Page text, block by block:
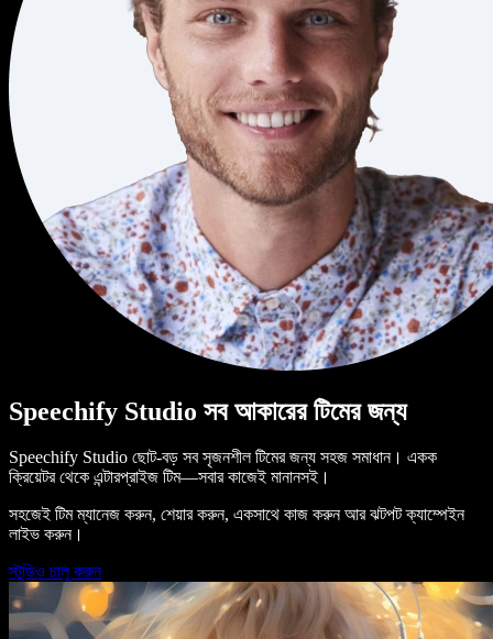
Speechify Studio সব আকারের টিমের জন্য
Speechify Studio ছোট-বড় সব সৃজনশীল টিমের জন্য সহজ সমাধান। একক
ক্রিয়েটর থেকে এন্টারপ্রাইজ টিম—সবার কাজেই মানানসই।
সহজেই টিম ম্যানেজ করুন, শেয়ার করুন, একসাথে কাজ করুন আর ঝটপট ক্যাম্পেইন
লাইভ করুন।
স্টুডিও চালু করুন